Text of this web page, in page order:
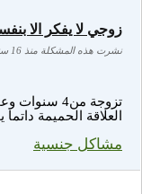
العلاقة الحميمة
مشاكل جنسية
زوجي لا يفكر الا
نشرت هذه المشكلة منذ 16 سنة